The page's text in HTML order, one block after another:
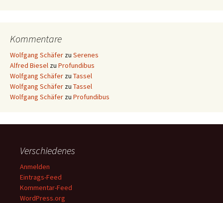
Kommentare
Wolfgang Schäfer zu Serenes
Alfred Biesel zu Profundibus
Wolfgang Schäfer zu Tassel
Wolfgang Schäfer zu Tassel
Wolfgang Schäfer zu Profundibus
Verschiedenes
Anmelden
Eintrags-Feed
Kommentar-Feed
WordPress.org